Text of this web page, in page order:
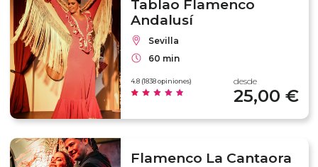
Tablao Flamenco
Andalusí
Sevilla
60 min
4.8 (1838 opiniones) desde
25,00 €
Flamenco La Cantaora